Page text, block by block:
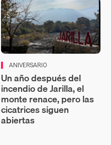
ANIVERSARIO
Un año después del
incendio de Jarilla, el
monte renace, pero las
cicatrices siguen
abiertas